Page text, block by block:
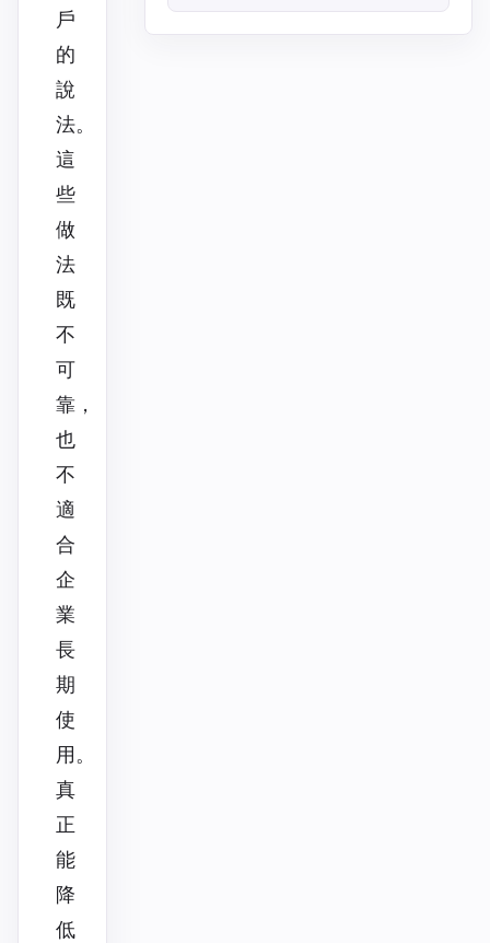
戶
的
說
法。
這
些
做
法
既
不
可
靠，
也
不
適
合
企
業
長
期
使
用。
真
正
能
降
低